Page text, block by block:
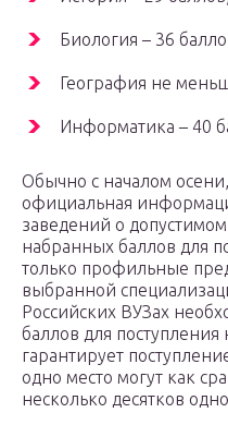
Биология – 36
География не
Информатика – 40
Обычно с началом
официальная
заведений о
набранных баллов для
только профильные
выбранной
Российских ВУЗах
баллов для
гарантирует
одно место могут как
несколько десятков